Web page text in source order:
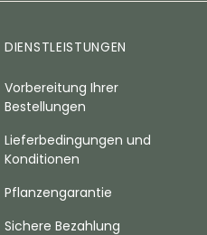
DIENSTLEISTUNGEN
Vorbereitung Ihrer
Bestellungen
Lieferbedingungen und
Konditionen
Pflanzengarantie
Sichere Bezahlung